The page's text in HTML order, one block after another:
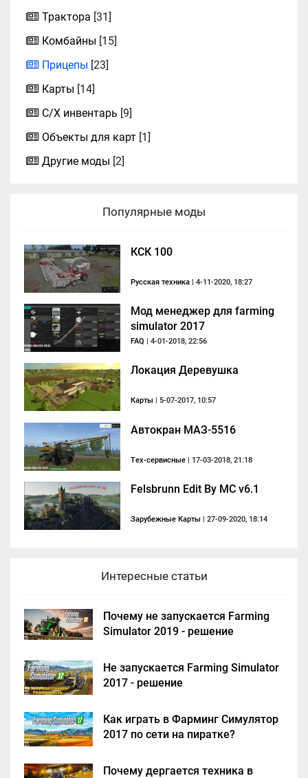
Трактора [31]
Комбайны [15]
Прицепы [23]
Карты [14]
С/Х инвентарь [9]
Объекты для карт [1]
Другие моды [2]
Популярные моды
КСК 100
Русская техника | 4-11-2020, 18:27
Мод менеджер для farming
simulator 2017
FAQ | 4-01-2018, 22:56
Локация Деревушка
Карты | 5-07-2017, 10:57
Автокран МАЗ-5516
Тех-сервисные | 17-03-2018, 21:18
Felsbrunn Edit By MC v6.1
Зарубежные Карты | 27-09-2020, 18:14
Интересные статьи
Почему не запускается Farming
Simulator 2019 - решение
Не запускается Farming Simulator
2017 - решение
Как играть в Фарминг Симулятор
2017 по сети на пиратке?
Почему дергается техника в